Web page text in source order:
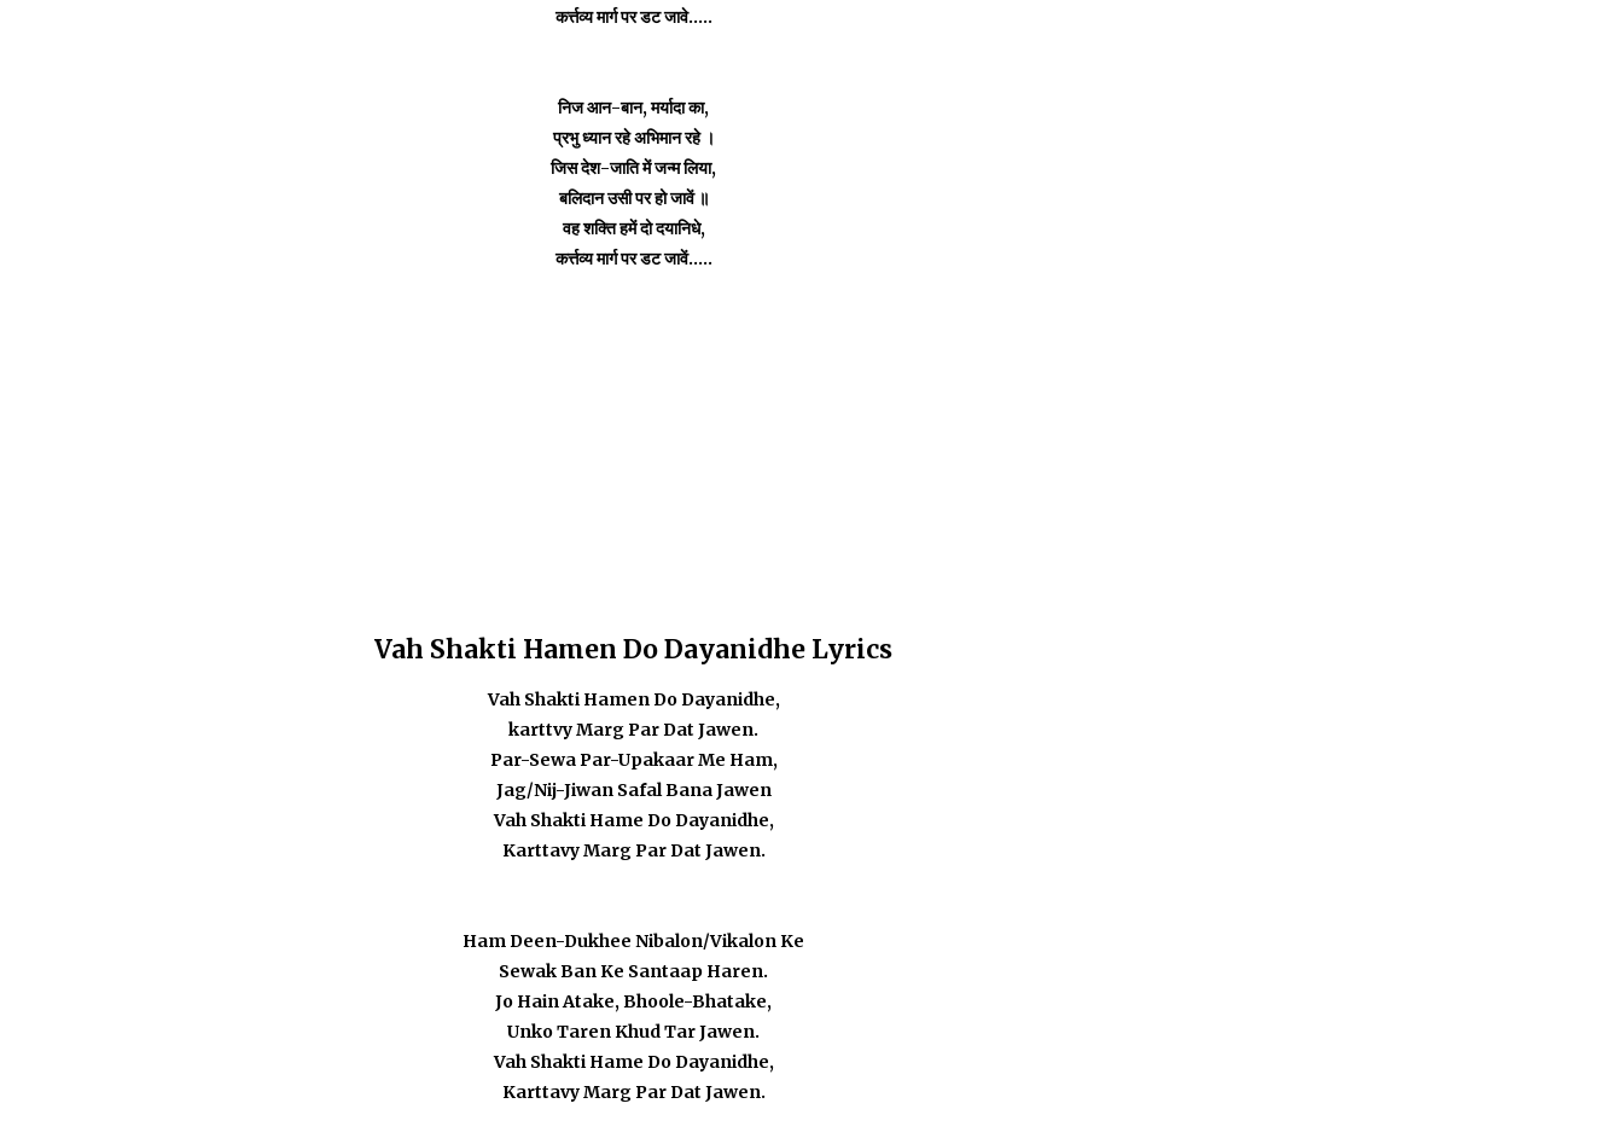
कर्त्तव्य मार्ग पर डट जावे.....
निज आन-बान, मर्यादा का,
प्रभु ध्यान रहे अभिमान रहे ।
जिस देश-जाति में जन्म लिया,
बलिदान उसी पर हो जावें ॥
वह शक्ति हमें दो दयानिधे,
कर्त्तव्य मार्ग पर डट जावें.....
Vah Shakti Hamen Do Dayanidhe Lyrics
Vah Shakti Hamen Do Dayanidhe,
karttvy Marg Par Dat Jawen.
Par-Sewa Par-Upakaar Me Ham,
Jag/Nij-Jiwan Safal Bana Jawen
Vah Shakti Hame Do Dayanidhe,
Karttavy Marg Par Dat Jawen.
Ham Deen-Dukhee Nibalon/Vikalon Ke
Sewak Ban Ke Santaap Haren.
Jo Hain Atake, Bhoole-Bhatake,
Unko Taren Khud Tar Jawen.
Vah Shakti Hame Do Dayanidhe,
Karttavy Marg Par Dat Jawen.